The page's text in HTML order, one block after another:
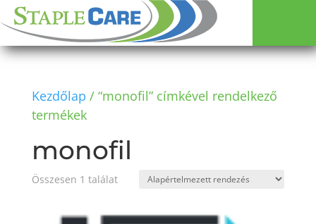
Kezdőlap / “monofil” címkével rendelkező
termékek
monofil
Összesen 1 találat